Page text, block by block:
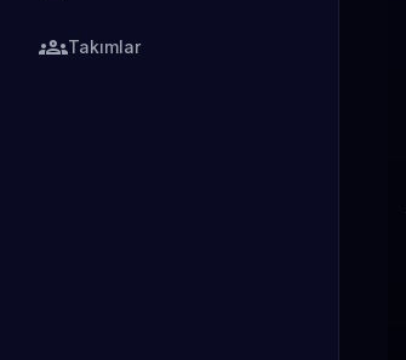
groupsTakımlar